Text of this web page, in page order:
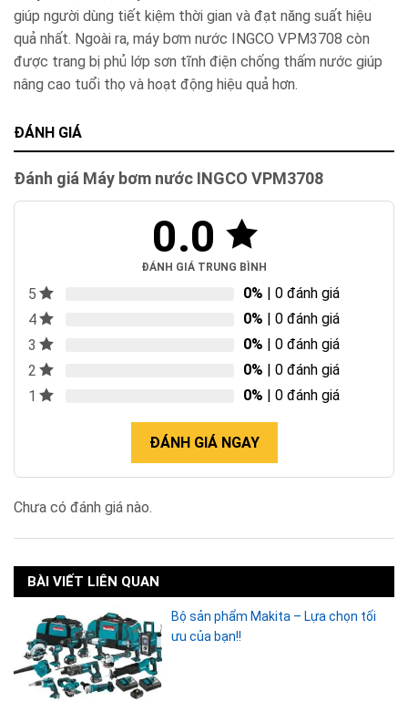
giúp người dùng tiết kiệm thời gian và đạt năng suất hiệu
quả nhất. Ngoài ra, máy bơm nước INGCO VPM3708 còn
được trang bị phủ lớp sơn tĩnh điện chống thấm nước giúp
nâng cao tuổi thọ và hoạt động hiệu quả hơn.
ĐÁNH GIÁ
Đánh giá Máy bơm nước INGCO VPM3708
0.0
ĐÁNH GIÁ TRUNG BÌNH
5 0% | 0 đánh giá
4
0% | 0 đánh giá
3
0% | 0 đánh giá
2
0% | 0 đánh giá
1
0% | 0 đánh giá
ĐÁNH GIÁ NGAY
Chưa có đánh giá nào.
BÀI VIẾT LIÊN QUAN
Bộ sản phẩm Makita – Lựa chọn tối
ưu của bạn!!